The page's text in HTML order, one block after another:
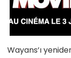
Wayans’ı